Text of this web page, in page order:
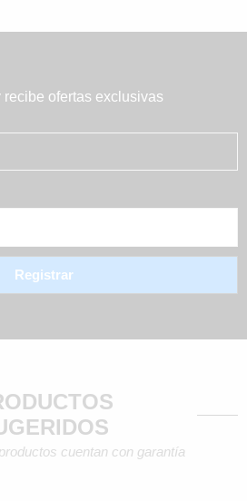
recibe ofertas exclusivas
cuentan con garantía